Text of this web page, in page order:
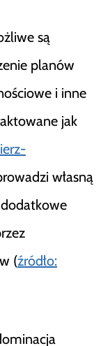
są
planów
i inne
jak
własną
(źródło: